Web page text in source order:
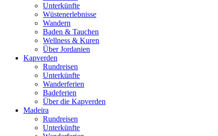
Unterkünfte
Wüstenerlebnisse
Wandern
Baden & Tauchen
Wellness & Kuren
Über Jordanien
Kapverden
Rundreisen
Unterkünfte
Wanderferien
Badeferien
Über die Kapverden
Madeira
Rundreisen
Unterkünfte